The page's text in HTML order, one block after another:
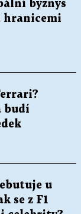
byznys
hranicemi
budí
u
se z F1